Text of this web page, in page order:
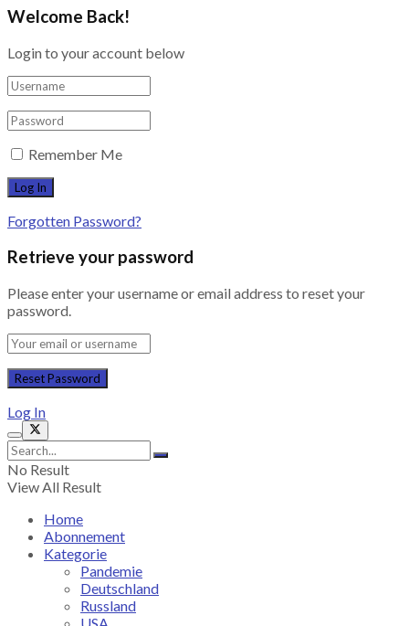
Welcome Back!
Login to your account below
Remember Me
Forgotten Password?
Retrieve your password
Please enter your username or email address to reset your
password.
Log In
No Result
View All Result
Home
Abonnement
Kategorie
Pandemie
Deutschland
Russland